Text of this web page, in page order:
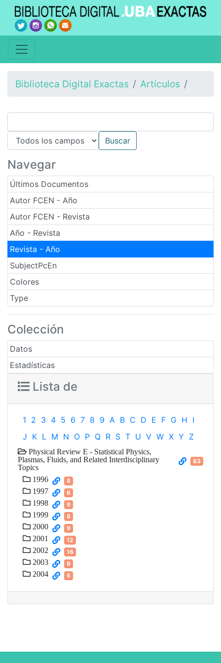
Biblioteca Digital Exactas Artículos
Navegar
Últimos Documentos
Autor FCEN - Año
Autor FCEN - Revista
Año - Revista
Revista - Año
SubjectPcEn
Colores
Type
Colección
Datos
Estadísticas
Lista de
1 2 3 4 5 6 7 8 9 A B C D E F G H I
J K L M N O P Q R S T U V W X Y Z
Physical Review E - Statistical Physics,
Plasmas, Fluids, and Related Interdisciplinary
Topics
83
1996 8
1997 6
1998 9
1999 8
2000 9
2001 12
2002 16
2003 9
2004 6